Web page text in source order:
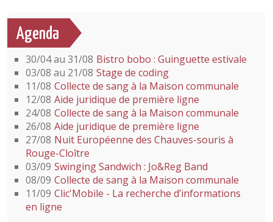
Agenda
30/04 au 31/08 Bistro bobo : Guinguette estivale
03/08 au 21/08 Stage de coding
11/08 Collecte de sang à la Maison communale
12/08 Aide juridique de première ligne
24/08 Collecte de sang à la Maison communale
26/08 Aide juridique de première ligne
27/08 Nuit Européenne des Chauves-souris à
Rouge-Cloître
03/09 Swinging Sandwich : Jo&Reg Band
08/09 Collecte de sang à la Maison communale
11/09 Clic'Mobile - La recherche d’informations
en ligne